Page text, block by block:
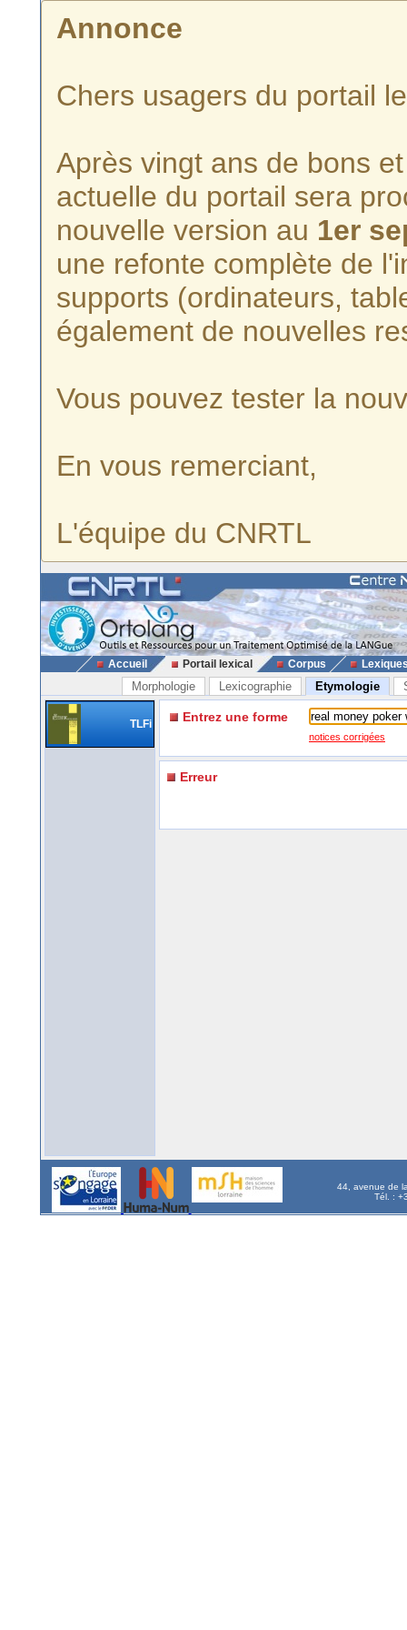
Annonce
Chers usagers du portail
Après vingt ans de bons
actuelle du portail sera
nouvelle version au 1er
une refonte complète de
supports (ordinateurs,
également de nouvelles
Vous pouvez tester la
En vous remerciant,
L'équipe du CNRTL
Accueil Portail lexical Corpus
Morphologie Lexicographie Etymologie
TLFi Entrez une forme
notices corrigées
Erreur
44, avenue de
Tél. :